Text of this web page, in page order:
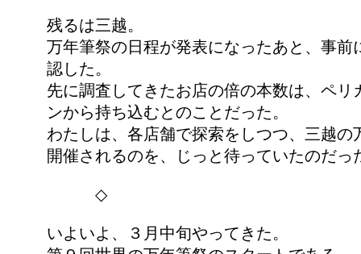
残るは三越。
万年筆祭の日程が発表になったあと、事前
認した。
先に調査してきたお店の倍の本数は、ペリ
ンから持ち込むとのことだった。
わたしは、各店舗で探索をしつつ、三越の
開催されるのを、じっと待っていたのだっ
◇
いよいよ、３月中旬やってきた。